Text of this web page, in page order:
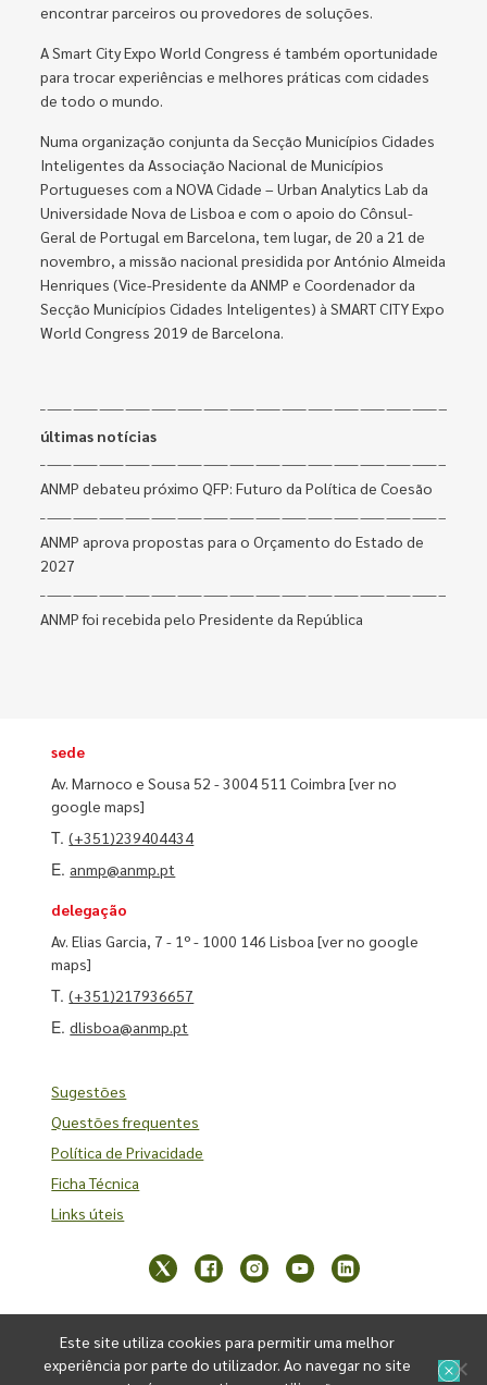
encontrar parceiros ou provedores de soluções.
A Smart City Expo World Congress é também oportunidade
para trocar experiências e melhores práticas com cidades
de todo o mundo.
Numa organização conjunta da Secção Municípios Cidades
Inteligentes da Associação Nacional de Municípios
Portugueses com a NOVA Cidade – Urban Analytics Lab da
Universidade Nova de Lisboa e com o apoio do Cônsul-
Geral de Portugal em Barcelona, tem lugar, de 20 a 21 de
novembro, a missão nacional presidida por António Almeida
Henriques (Vice-Presidente da ANMP e Coordenador da
Secção Municípios Cidades Inteligentes) à SMART CITY Expo
World Congress 2019 de Barcelona.
últimas notícias
ANMP debateu próximo QFP: Futuro da Política de Coesão
ANMP aprova propostas para o Orçamento do Estado de
2027
ANMP foi recebida pelo Presidente da República
sede
Av. Marnoco e Sousa 52 - 3004 511 Coimbra[ver no
google maps]
T.(+351)239404434
E. anmp@anmp.pt
delegação
Av. Elias Garcia, 7 - 1º - 1000 146 Lisboa[ver no google
maps]
T.(+351)217936657
E.dlisboa@anmp.pt
Sugestões
Questões frequentes
Política de Privacidade
Ficha Técnica
Links úteis
Este site utiliza cookies para permitir uma melhor
experiência por parte do utilizador. Ao navegar no site